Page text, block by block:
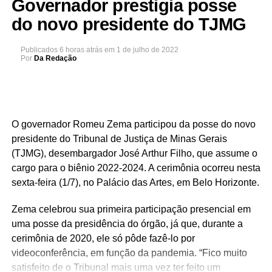
Governador prestigia posse
do novo presidente do TJMG
Publicados 6 horas atrás em 1 de julho de 2022
Por Da Redação
O governador Romeu Zema participou da posse do novo
presidente do Tribunal de Justiça de Minas Gerais
(TJMG), desembargador José Arthur Filho, que assume o
cargo para o biênio 2022-2024. A cerimônia ocorreu nesta
sexta-feira (1/7), no Palácio das Artes, em Belo Horizonte.
Zema celebrou sua primeira participação presencial em
uma posse da presidência do órgão, já que, durante a
cerimônia de 2020, ele só pôde fazê-lo por
videoconferência, em função da pandemia. “Fico muito
satisfeito de o Tribunal mais uma vez ter feito um